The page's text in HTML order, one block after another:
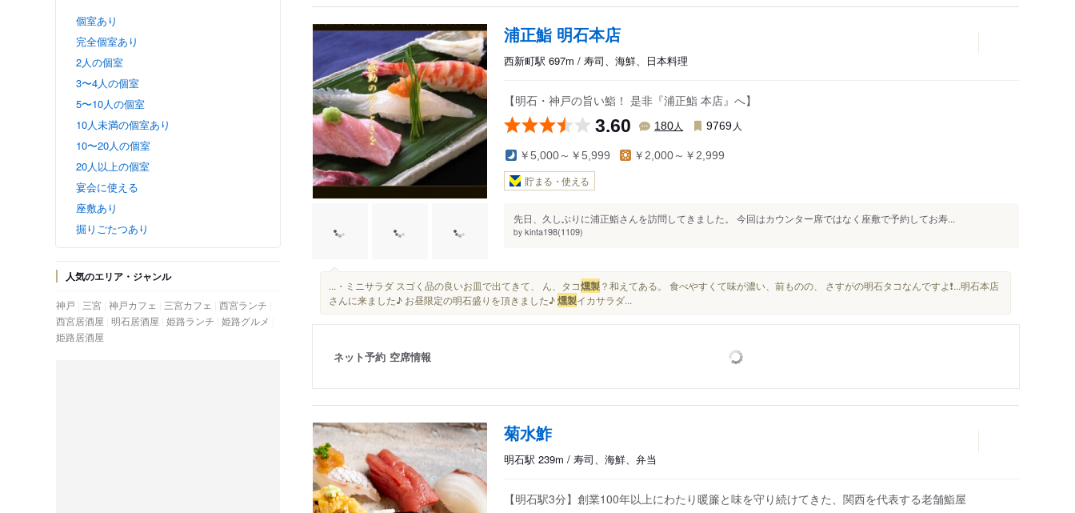
個室あり
完全個室あり
2人の個室
3〜4人の個室
5〜10人の個室
10人未満の個室あり
10〜20人の個室
20人以上の個室
宴会に使える
座敷あり
掘りごたつあり
人気のエリア・ジャンル
神戸 三宮 神戸カフェ 三宮カフェ
西宮ランチ
西宮居酒屋 明石居酒屋 姫路ランチ 姫路グルメ
姫路居酒屋
浦正鮨 明石本店
西新町駅 697m / 寿司、海鮮、日本料理
【明石・神戸の旨い鮨！ 是非『浦正鮨 本店』へ】
3.60 180人 9769 人
￥5,000～￥5,999 ￥2,000～￥2,999
貯まる・使える
先日、久しぶりに浦正鮨さんを訪問してきました。 今回はカウンター席ではなく座敷で予約してお寿...
by kinta198(1109)
...・ミニサラダ スゴく品の良いお皿で出てきて、 ん、タコ燻製？和えてある。 食べやすくて味が濃い、前ものの、 さすがの明石タコなんですよ❗️...明石本店
さんに来ました♪ お昼限定の明石盛りを頂きました♪燻製イカサラダ...
ネット予約 空席情報
菊水鮓
明石駅 239m / 寿司、海鮮、弁当
【明石駅3分】創業100年以上にわたり暖簾と味を守り続けてきた、関西を代表する老舗鮨屋